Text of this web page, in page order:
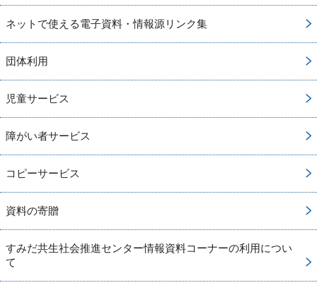
ネットで使える電子資料・情報源リンク集
団体利用
児童サービス
障がい者サービス
コピーサービス
資料の寄贈
すみだ共生社会推進センター情報資料コーナーの利用につい
て